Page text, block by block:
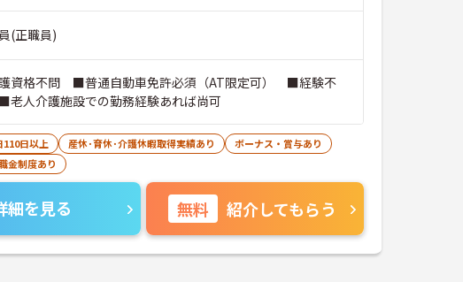
(正職員)
資格不問 ■普通自動車免許必須（AT限定可） ■経験不
人介護施設での勤務経験あれば尚可
110日以上 産休･育休･介護休暇取得実績あり
ボーナス・賞与あり
金制度あり
細を見る 無料 紹介してもらう